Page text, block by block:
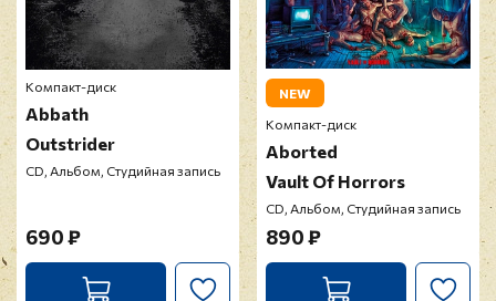
Компакт-диск
Abbath
Outstrider
CD, Альбом, Студийная запись
690 ₽
NEW
Компакт-диск
Aborted
Vault Of Horrors
CD, Альбом, Студийная запись
890 ₽